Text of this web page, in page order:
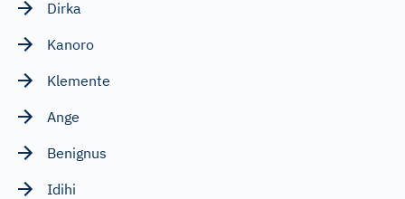
Dirka
Kanoro
Klemente
Ange
Benignus
Idihi